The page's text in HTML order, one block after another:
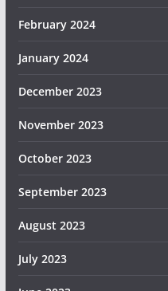
February 2024
January 2024
December 2023
November 2023
October 2023
September 2023
August 2023
July 2023